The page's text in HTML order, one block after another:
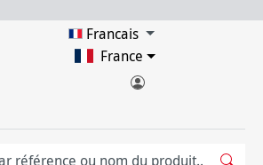
Francais
France